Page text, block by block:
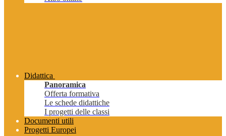
Didattica
Panoramica
Offerta formativa
Le schede didattiche
I progetti delle classi
Documenti utili
Progetti Europei